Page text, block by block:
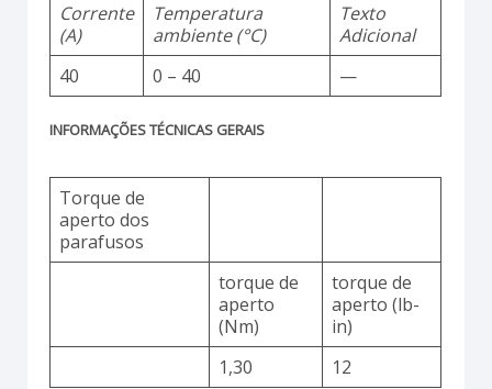
Corrente
(A)
Temperatura
ambiente (°C)
Texto
Adicional
40
0 – 40 —
INFORMAÇÕES TÉCNICAS GERAIS
Torque de
aperto dos
parafusos
torque de
aperto
(Nm)
torque de
aperto (lb-
in)
1,30
12